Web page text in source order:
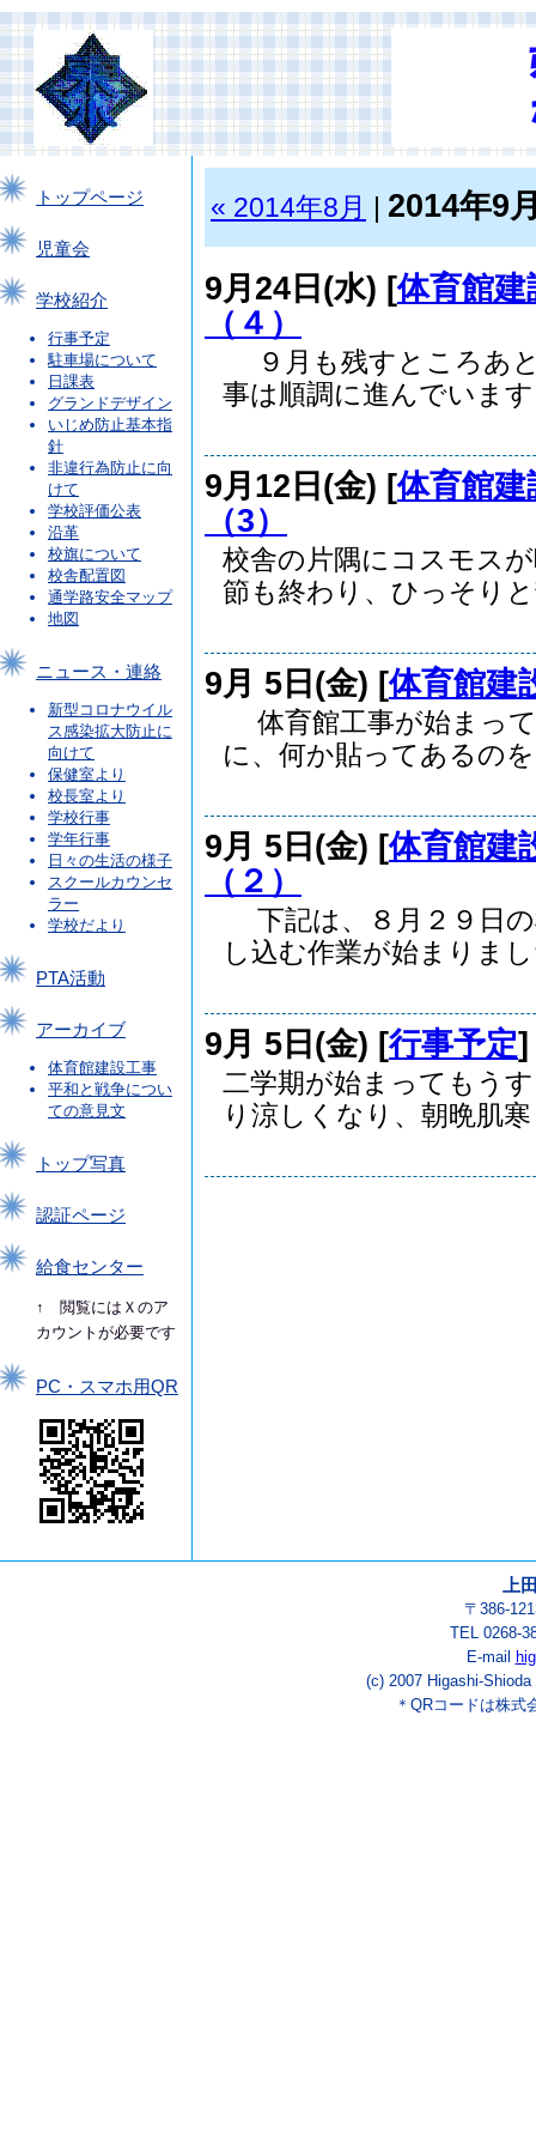
トップページ
児童会
学校紹介
行事予定
駐車場について
日課表
グランドデザイン
いじめ防止基本指
針
非違行為防止に向
けて
学校評価公表
沿革
校旗について
校舎配置図
通学路安全マップ
地図
ニュース・連絡
新型コロナウイル
ス感染拡大防止に
向けて
保健室より
校長室より
学校行事
学年行事
日々の生活の様子
スクールカウンセ
ラー
学校だより
PTA活動
アーカイブ
体育館建設工事
平和と戦争につい
ての意見文
トップ写真
認証ページ
給食センター
↑ 閲覧にはＸのア
カウントが必要です
PC・スマホ用QR
« 2014年8月 2014年9
9月24日(水) [体育館建
（４）
９月も残すところあ
事は順調に進んでいま
9月12日(金) [体育館建
（3）
校舎の片隅にコスモス
節も終わり、ひっそり
9月 5日(金) [体育館建
体育館工事が始まっ
に、何か貼ってあるの
9月 5日(金) [体育館建
（２）
下記は、８月２９日
し込む作業が始まりま
9月 5日(金) [行事予定
二学期が始まってもう
り涼しくなり、朝晩肌
上
〒386-
TEL 0268-
E-mail
(c) 2007 Higashi-
＊QRコードは株式